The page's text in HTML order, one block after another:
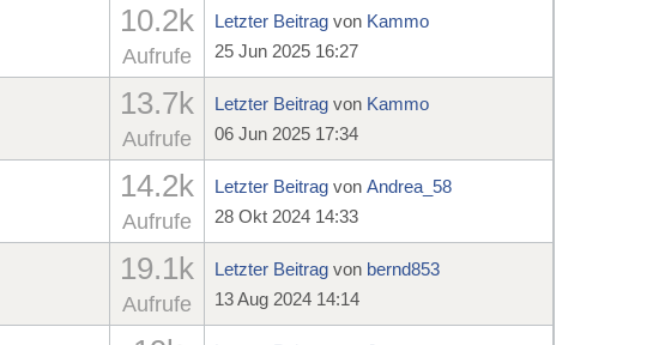
10.2k
Aufrufe
Letzter Beitrag von Kammo
25 Jun 2025 16:27
13.7k
Aufrufe
Letzter Beitrag von Kammo
06 Jun 2025 17:34
14.2k
Aufrufe
Letzter Beitrag von Andrea_58
28 Okt 2024 14:33
19.1k
Aufrufe
Letzter Beitrag von bernd853
13 Aug 2024 14:14